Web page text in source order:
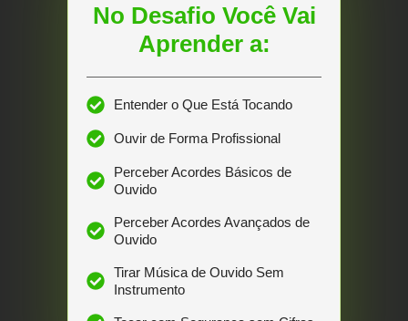
No Desafio Você Vai
Aprender a:
Entender o Que Está Tocando
Ouvir de Forma Profissional
Perceber Acordes Básicos de
Ouvido
Perceber Acordes Avançados de
Ouvido
Tirar Música de Ouvido Sem
Instrumento